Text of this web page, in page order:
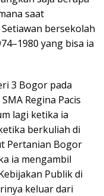
saat
bersekolah
yang bisa ia
3 Bogor pada
Regina Pacis
lagi ketika ia
berkuliah di
Pertanian Bogor
ia mengambil
Publik di
keluar dari